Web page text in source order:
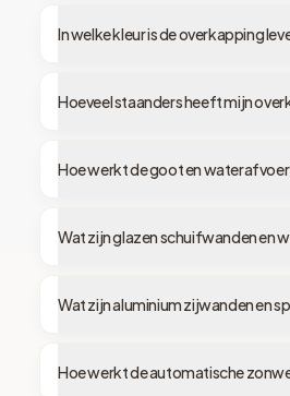
In welke kleur is de overkapping
Hoeveel staanders heeft mijn
Hoe werkt de goot en
Wat zijn glazen schuifwanden en
Wat zijn aluminium zijwanden en
Hoe werkt de automatische